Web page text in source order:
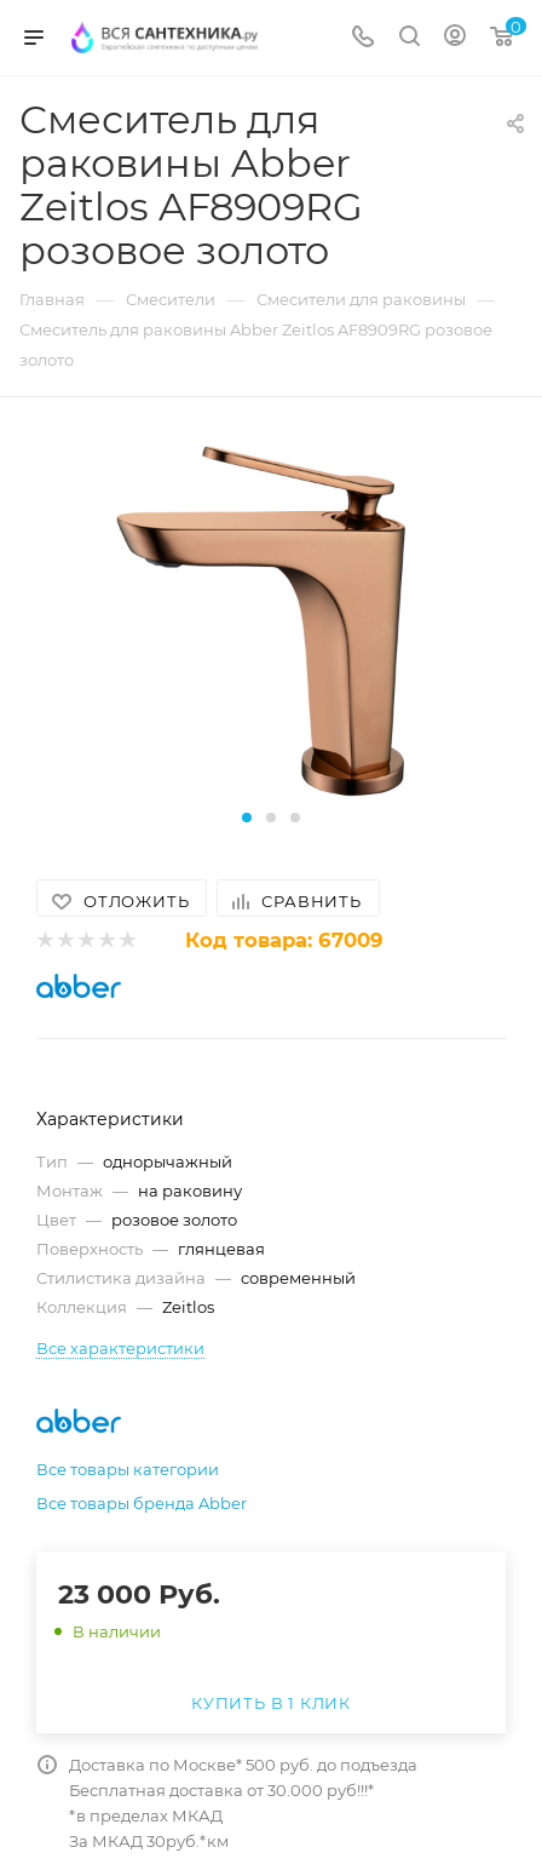
0
Смеситель для
раковины Abber
Zeitlos AF8909RG
розовое золото
Главная — Смесители — Смесители для раковины —
Смеситель для раковины Abber Zeitlos AF8909RG розовое
золото
ОТЛОЖИТЬ СРАВНИТЬ
Код товара: 67009
Характеристики
Тип — однорычажный
Монтаж — на раковину
Цвет — розовое золото
Поверхность — глянцевая
Стилистика дизайна — современный
Коллекция — Zeitlos
Все характеристики
Все товары категории
Все товары бренда Abber
23 000 Руб.
В наличии
КУПИТЬ В 1 КЛИК
Доставка по Москве* 500 руб. до подъезда
Бесплатная доставка от 30.000 руб!!!*
*в пределах МКАД
За МКАД 30руб.*км